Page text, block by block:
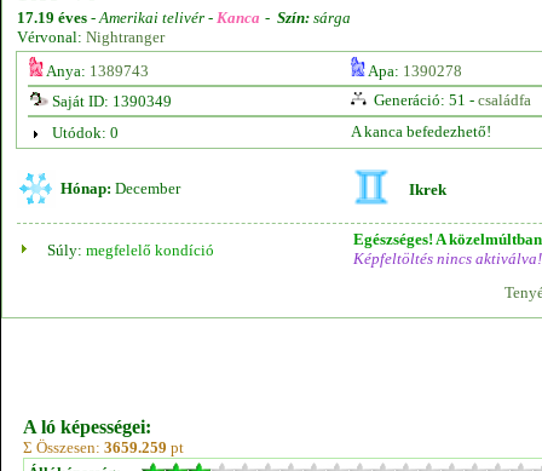
17.19 éves -Amerikai telivér - Kanca - Szín: sárga
Vérvonal: Nightranger
Anya: 1389743 Apa: 1390278
Saját ID: 1390349
Generáció: 51 - családfa
Utódok: 0
A kanca befedezhető!
Hónap: December Ikrek
Súly: megfelelő kondíció
Egészséges! A
Képfeltöltés nincs aktiválva!
A ló képességei:
Σ Összesen: 3659.259 pt